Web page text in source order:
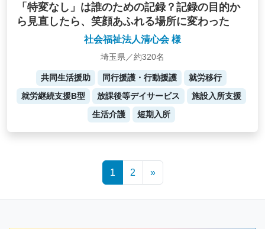
「特変なし」は誰のための記録？記録の目的か
ら見直したら、笑顔あふれる場所に変わった
社会福祉法人清心会 様
埼玉県／約320名
共同生活援助 同行援護・行動援護
就労移行
就労継続支援B型
放課後等デイサービス
施設入所支援
生活介護
短期入所
1 2 »